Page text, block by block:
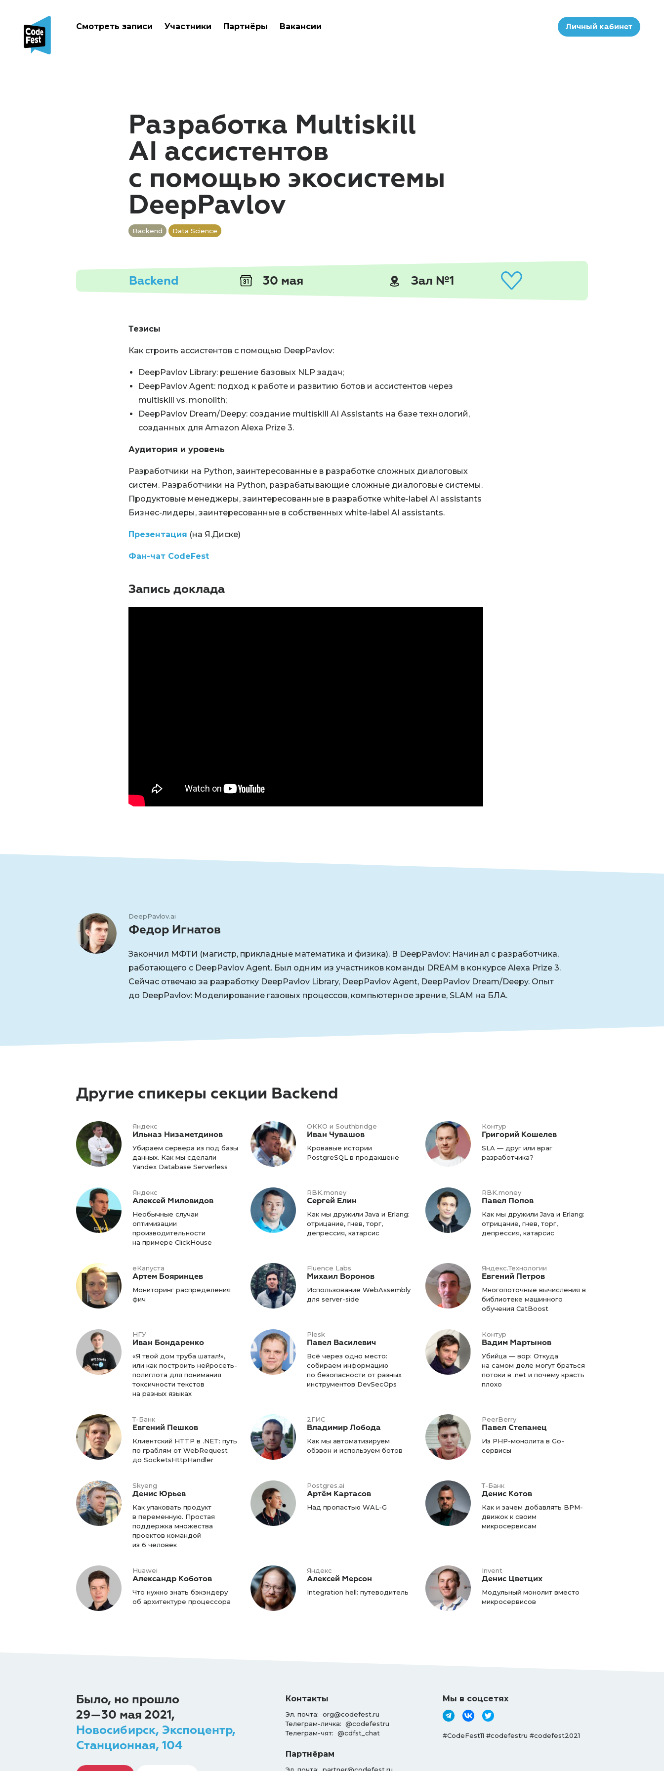
Личный кабинет
Смотреть записи Участники Партнёры Вакансии
Разработка Multiskill
AI ассистентов
с помощью экосистемы
DeepPavlov
Backend Data Science
Backend 30 мая Зал №1
Тезисы
Как строить ассистентов с помощью DeepPavlov:
DeepPavlov Library: решение базовых NLP задач;
DeepPavlov Agent: подход к работе и развитию ботов и ассистентов через
multiskill vs. monolith;
DeepPavlov Dream/Deepy: создание multiskill AI Assistants на базе технологий,
созданных для Amazon Alexa Prize 3.
Аудитория и уровень
Разработчики на Python, заинтересованные в разработке сложных диалоговых
систем. Разработчики на Python, разрабатывающие сложные диалоговые системы.
Продуктовые менеджеры, заинтересованные в разработке white-label AI assistants
Бизнес-лидеры, заинтересованные в собственных white-label AI assistants.
Презентация (на Я.Диске)
Фан-чат CodeFest
Запись доклада
DeepPavlov.ai
Федор Игнатов
Закончил МФТИ (магистр, прикладные математика и физика). В DeepPavlov: Начинал с разработчика,
работающего с DeepPavlov Agent. Был одним из участников команды DREAM в конкурсе Alexa Prize 3.
Сейчас отвечаю за разработку DeepPavlov Library, DeepPavlov Agent, DeepPavlov Dream/Deepy. Опыт
до DeepPavlov: Моделирование газовых процессов, компьютерное зрение, SLAM на БЛА.
Другие спикеры секции Backend
Яндекс
Ильназ Низаметдинов
Убираем сервера из под базы
данных. Как мы сделали
Yandex Database Serverless
ОККО и Southbridge
Иван Чувашов
Кровавые истории
PostgreSQL в продакшене
Контур
Григорий Кошелев
SLA — друг или враг
разработчика?
Яндекс
Алексей Миловидов
Необычные случаи
оптимизации
производительности
на примере ClickHouse
RBK.money
Сергей Елин
Как мы дружили Java и Erlang:
отрицание, гнев, торг,
депрессия, катарсис
RBK.money
Павел Попов
Как мы дружили Java и Erlang:
отрицание, гнев, торг,
депрессия, катарсис
еКапуста
Артем Бояринцев
Мониторинг распределения
фич
Fluence Labs
Михаил Воронов
Использование WebAssembly
для server-side
Яндекс.Технологии
Евгений Петров
Многопоточные вычисления в
библиотеке машинного
обучения CatBoost
НГУ
Иван Бондаренко
«Я твой дом труба шатал!»,
или как построить нейросеть-
полиглота для понимания
токсичности текстов
на разных языках
Plesk
Павел Василевич
Всё через одно место:
собираем информацию
по безопасности от разных
инструментов DevSecOps
Контур
Вадим Мартынов
Убийца — вор: Откуда
на самом деле могут браться
потоки в .net и почему красть
плохо
Т-Банк
Евгений Пешков
Клиентский HTTP в .NET: путь
по граблям от WebRequest
до SocketsHttpHandler
2ГИС
Владимир Лобода
Как мы автоматизируем
обзвон и используем ботов
PeerBerry
Павел Степанец
Из PHP-монолита в Go-
сервисы
Skyeng
Денис Юрьев
Как упаковать продукт
в переменную. Простая
поддержка множества
проектов командой
из 6 человек
Postgres.ai
Артём Картасов
Над пропастью WAL-G
Т-Банк
Денис Котов
Как и зачем добавлять BPM-
движок к своим
микросервисам
Huawei
Александр Коботов
Что нужно знать бэкэндеру
об архитектуре процессора
Яндекс
Алексей Мерсон
Integration hell: путеводитель
Invent
Денис Цветцих
Модульный монолит вместо
микросервисов
Было, но прошло
29—30 мая 2021,
Новосибирск, Экспоцентр,
Станционная, 104
Контакты
Эл. почта: org@codefest.ru
Телеграм-личка: @codefestru
Телеграм-чят: @cdfst_chat
Партнёрам
Мы в соцсетях
#CodeFest11 #codefestru #codefest2021